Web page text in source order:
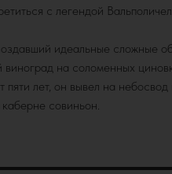
с легендой
идеальные сложные
на соломенных
лет, он вывел на
совиньон.